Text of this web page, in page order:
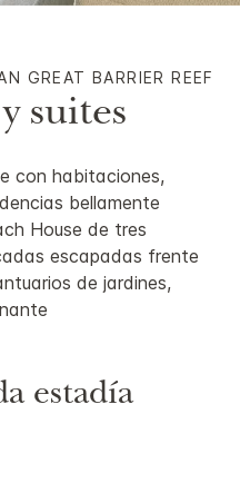
GREAT BARRIER REEF
suites
con habitaciones,
bellamente
House de tres
escapadas frente
de jardines,
estadía